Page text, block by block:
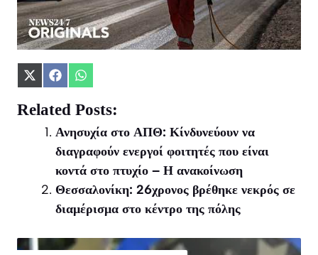
Share
X
(Twitter)
Share
Facebook
Share
WhatsApp
Related Posts:
Ανησυχία στο ΑΠΘ: Κίνδυνεύουν να
διαγραφούν ενεργοί φοιτητές που είναι
κοντά στο πτυχίο – Η ανακοίνωση
Θεσσαλονίκη: 26χρονος βρέθηκε νεκρός σε
διαμέρισμα στο κέντρο της πόλης